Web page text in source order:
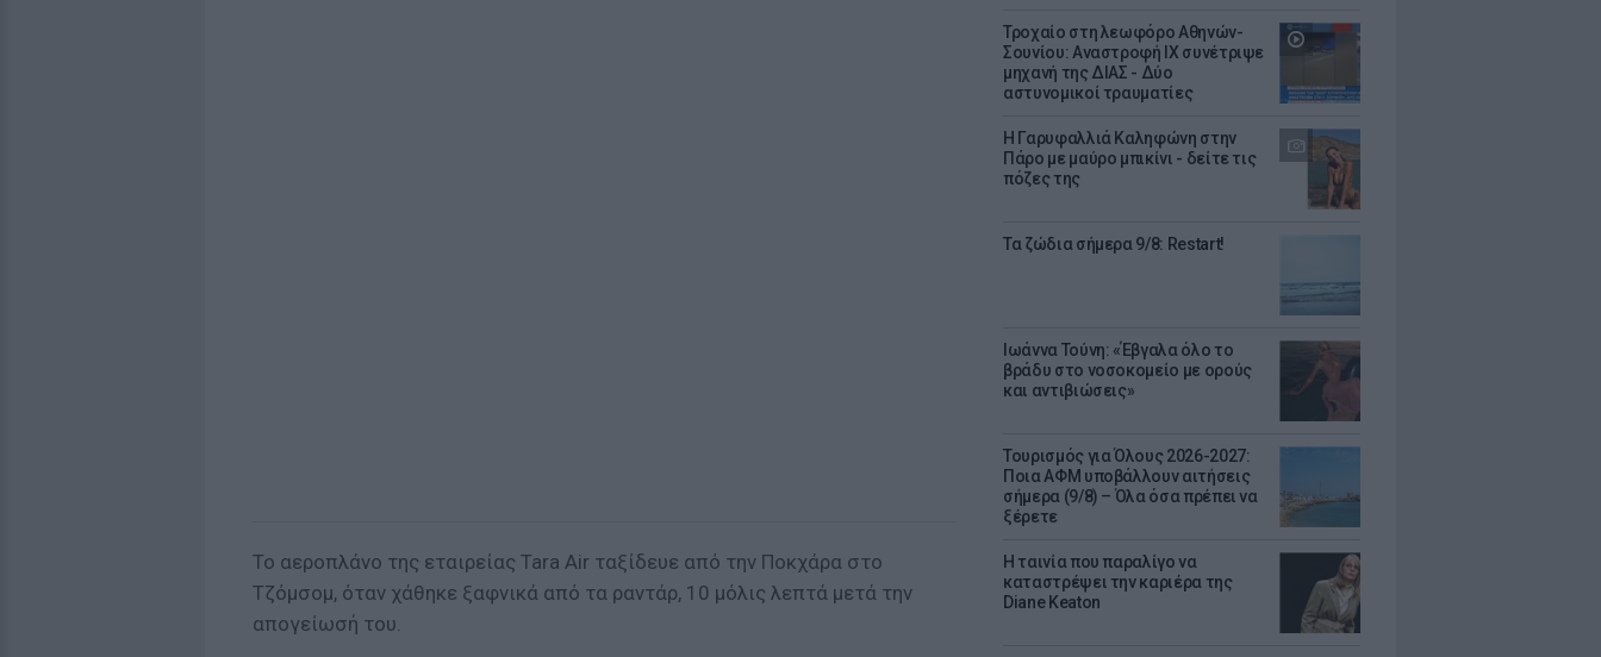
Τροχαίο στη λεωφόρο Αθηνών-
Σουνίου: Αναστροφή ΙΧ συνέτριψε
μηχανή της ΔΙΑΣ - Δύο
αστυνομικοί τραυματίες
Η Γαρυφαλλιά Καληφώνη στην
Πάρο με μαύρο μπικίνι - δείτε τις
πόζες της
Τα ζώδια σήμερα 9/8: Restart!
Ιωάννα Τούνη: «Έβγαλα όλο το
βράδυ στο νοσοκομείο με ορούς
και αντιβιώσεις»
Τουρισμός για Όλους 2026-2027:
Ποια ΑΦΜ υποβάλλουν αιτήσεις
σήμερα (9/8) – Όλα όσα πρέπει να
ξέρετε
Η ταινία που παραλίγο να
καταστρέψει την καριέρα της
Diane Keaton
Το αεροπλάνο της εταιρείας Tara Air ταξίδευε από την Ποκχάρα στο
Τζόμσομ, όταν χάθηκε ξαφνικά από τα ραντάρ, 10 μόλις λεπτά μετά την
απογείωσή του.